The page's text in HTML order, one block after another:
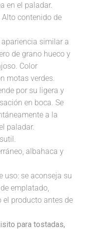
en el paladar.
Alto contenido de
apariencia similar a
de grano hueco y
Color
motas verdes.
por su ligera y
en boca. Se
a la
paladar.
albahaca y
uso: se aconseja su
emplatado,
el producto antes de
para tostadas,